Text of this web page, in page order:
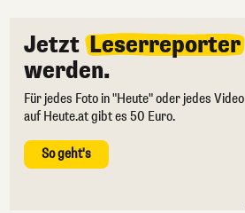
Jetzt Leserreporter
werden.
Für jedes Foto in "Heute" oder jedes Video
auf Heute.at gibt es 50 Euro.
So geht's